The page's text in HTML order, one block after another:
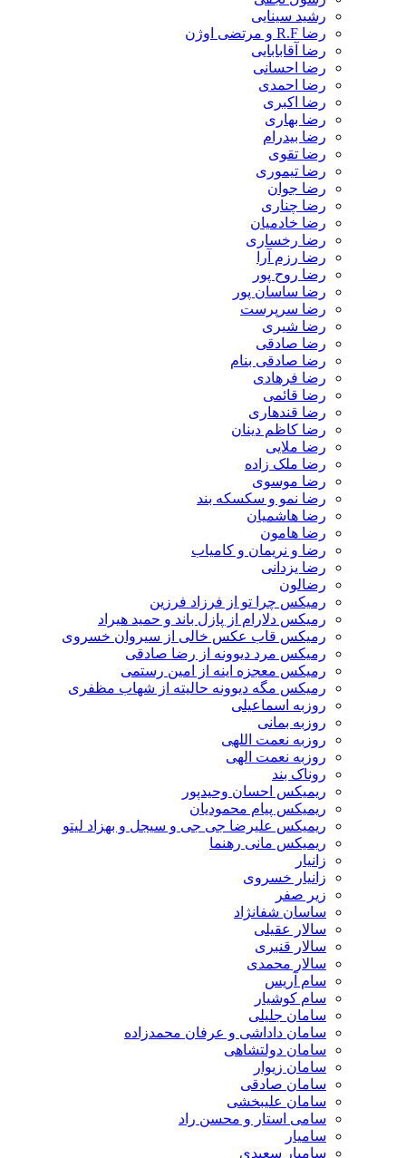
رشید سینایی
رضا R.F و مرتضی اوژن
رضا آقابابایی
رضا احسانی
رضا احمدی
رضا اکبری
رضا بهاری
رضا بیدرام
رضا تقوی
رضا تیموری
رضا جوان
رضا چناری
رضا خادمیان
رضا رخساری
رضا رزم آرا
رضا روح پور
رضا ساسان پور
رضا سرپرست
رضا شیری
رضا صادقی
رضا صادقی بنام
رضا فرهادی
رضا قائمی
رضا قندهاری
رضا کاظم دینان
رضا ملایی
رضا ملک زاده
رضا موسوی
رضا نمو و سکسکه بند
رضا هاشمیان
رضا هامون
رضا و نریمان و کامیاب
رضا یزدانی
رضالون
رمیکس چرا تو از فرزاد فرزین
رمیکس دلارام از پازل باند و حمید هیراد
رمیکس قاب عکس خالی از سیروان خسروی
رمیکس مرد دیوونه از رضا صادقی
رمیکس معجزه اینه از امین رستمی
رمیکس مگه دیوونه حالیته از شهاب مظفری
روزبه اسماعیلی
روزبه بمانی
روزبه نعمت اللهی
روزبه نعمت الهی
روناک بند
ریمیکس احسان وحیدپور
ریمیکس پیام محمودیان
ریمیکس علیرضا جی جی و سیجل و بهزاد لیتو
ریمیکس مانی رهنما
زانیار
زانیار خسروی
زیر صفر
ساسان شفانژاد
سالار عقیلی
سالار قنبری
سالار محمدی
سام آریس
سام کوشیار
سامان جلیلی
سامان داداشی و عرفان محمدزاده
سامان دولتشاهی
سامان زیوار
سامان صادقی
سامان علیبخشی
سامی استار و محسن راد
سامیار
سامیار سعیدی